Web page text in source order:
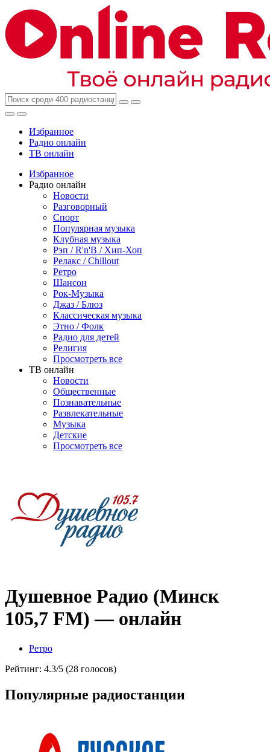
Избранное
Радио онлайн
ТВ онлайн
Избранное
Радио онлайн
Новости
Разговорный
Спорт
Популярная музыка
Клубная музыка
Рэп / R'n'B / Хип-Хоп
Релакс / Chillout
Ретро
Шансон
Рок-Музыка
Джаз / Блюз
Классическая музыка
Этно / Фолк
Радио для детей
Религия
Просмотреть все
ТВ онлайн
Новости
Общественные
Познавательные
Развлекательные
Музыка
Детские
Просмотреть все
Душевное Радио (Минск
105,7 FM) — онлайн
Ретро
Рейтинг: 4.3/5 (28 голосов)
Популярные радиостанции